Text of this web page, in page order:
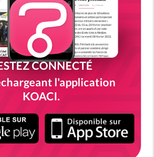
CONNECTÉ
l'application
KOACI.